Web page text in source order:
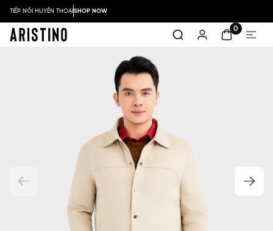
TIẾP NỐI HUYỀN THOẠISHOP NOW
0